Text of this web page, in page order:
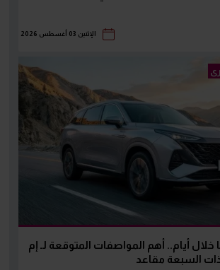
الإثنين 03 أغسطس 2026
خلال أيام.. أهم المواصفات المتوقعة لـ إم